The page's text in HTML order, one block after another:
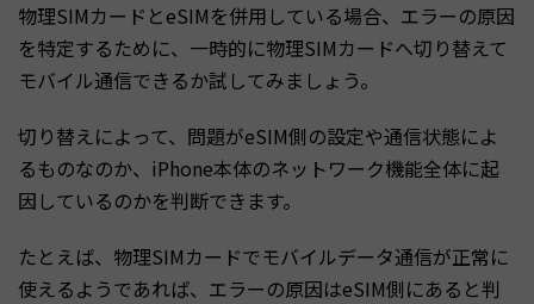
物理SIMカードとeSIMを併用している場合、エラーの原因
を特定するために、一時的に物理SIMカードへ切り替えて
モバイル通信できるか試してみましょう。
切り替えによって、問題がeSIM側の設定や通信状態によ
るものなのか、iPhone本体のネットワーク機能全体に起
因しているのかを判断できます。
たとえば、物理SIMカードでモバイルデータ通信が正常に
使えるようであれば、エラーの原因はeSIM側にあると判